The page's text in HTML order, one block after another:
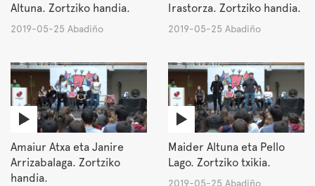
Altuna. Zortziko handia.
2019-05-25 Abadiño
Irastorza. Zortziko handia.
2019-05-25 Abadiño
Amaiur Atxa eta Janire
Arrizabalaga. Zortziko
handia.
Maider Altuna eta Pello
Lago. Zortziko txikia.
2019-05-25 Abadiño